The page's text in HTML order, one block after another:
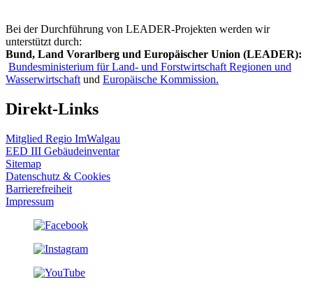
Bei der Durchführung von LEADER-Projekten werden wir
unterstützt durch:
Bund, Land Vorarlberg und Europäischer Union (LEADER):
Bundesministerium für Land- und Forstwirtschaft Regionen und
Wasserwirtschaft und Europäische Kommission.
Direkt-Links
Mitglied Regio ImWalgau
EED III Gebäudeinventar
Sitemap
Datenschutz & Cookies
Barrierefreiheit
Impressum